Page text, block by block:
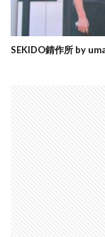
SEKIDO錆作所 by